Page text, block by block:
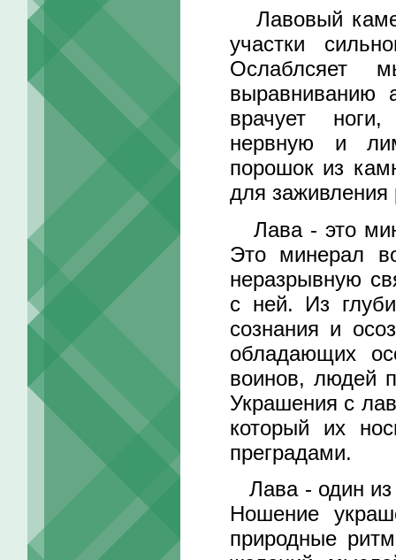
Лавовый
участки
Ослаблсяет
выравниванию
врачует ноги,
нервную и
порошок из
для заживления
Лава - это
Это минерал
неразрывную
с ней. Из
сознания и
обладающих
воинов, людей
Украшения с
который их
преградами.
Лава - один из
Ношение
природные